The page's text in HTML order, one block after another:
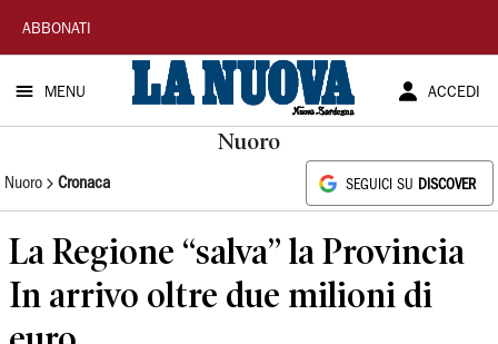
La
Nuova
Sardegna
ABBONATI
MENU ACCEDI
Nuoro
Nuoro Cronaca SEGUICI SU DISCOVER
La Regione “salva” la Provincia
In arrivo oltre due milioni di